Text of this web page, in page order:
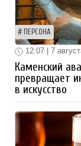
ПЕРСОНА
12:07 | 7
Каменский
превращает
в искусство